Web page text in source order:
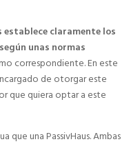
establece claramente los
unas normas
correspondiente. En este
de otorgar este
que quiera optar a este
que una PassivHaus. Ambas